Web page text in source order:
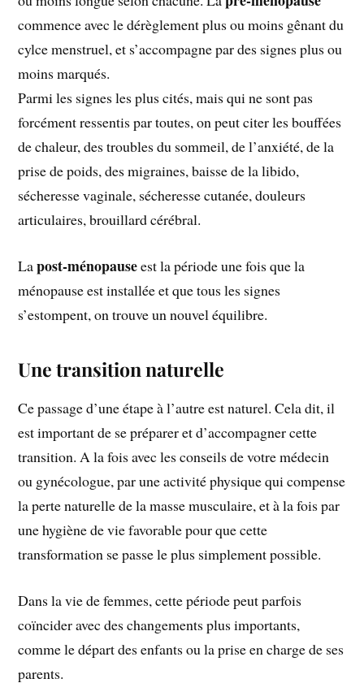
commence avec le dérèglement plus ou moins gênant du
cylce menstruel, et s’accompagne par des signes plus ou
moins marqués.
Parmi les signes les plus cités, mais qui ne sont pas
forcément ressentis par toutes, on peut citer les bouffées
de chaleur, des troubles du sommeil, de l’anxiété, de la
prise de poids, des migraines, baisse de la libido,
sécheresse vaginale, sécheresse cutanée, douleurs
articulaires, brouillard cérébral.
Lapost-ménopauseest la période une fois que la
ménopause est installée et que tous les signes
s’estompent, on trouve un nouvel équilibre.
Une transition naturelle
Ce passage d’une étape à l’autre est naturel. Cela dit, il
est important de se préparer et d’accompagner cette
transition. A la fois avec les conseils de votre médecin
ou gynécologue, par une activité physique qui compense
la perte naturelle de la masse musculaire, et à la fois par
une hygiène de vie favorable pour que cette
transformation se passe le plus simplement possible.
Dans la vie de femmes, cette période peut parfois
coïncider avec des changements plus importants,
comme le départ des enfants ou la prise en charge de ses
parents.